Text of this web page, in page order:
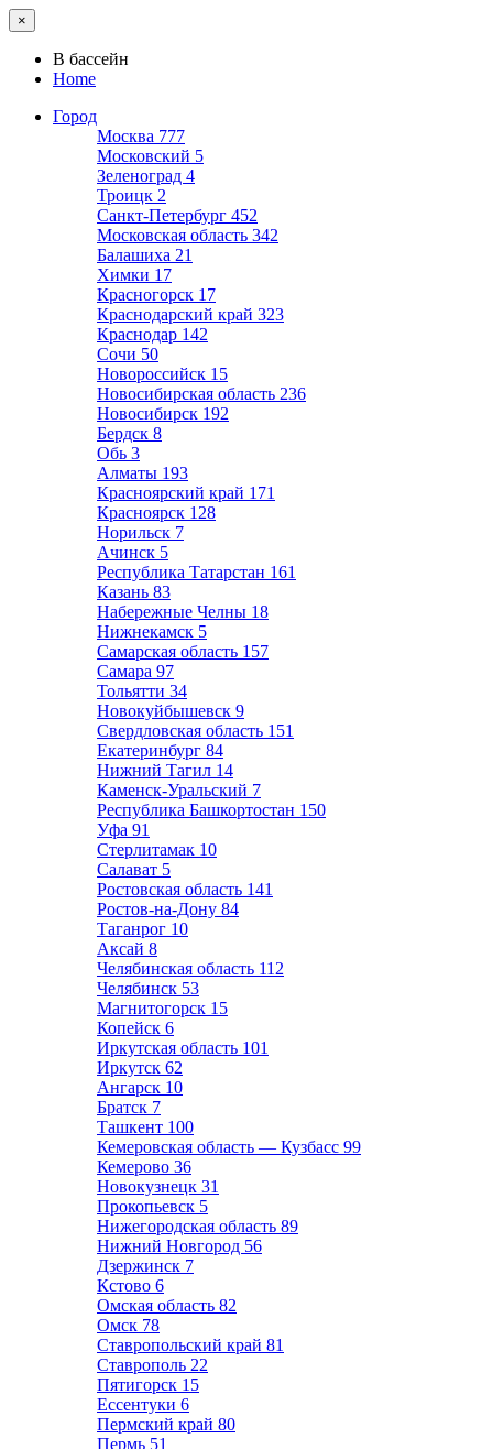
×
В бассейн
Home
Город
Москва 777
Московский 5
Зеленоград 4
Троицк 2
Санкт-Петербург 452
Московская область 342
Балашиха 21
Химки 17
Красногорск 17
Краснодарский край 323
Краснодар 142
Сочи 50
Новороссийск 15
Новосибирская область 236
Новосибирск 192
Бердск 8
Обь 3
Алматы 193
Красноярский край 171
Красноярск 128
Норильск 7
Ачинск 5
Республика Татарстан 161
Казань 83
Набережные Челны 18
Нижнекамск 5
Самарская область 157
Самара 97
Тольятти 34
Новокуйбышевск 9
Свердловская область 151
Екатеринбург 84
Нижний Тагил 14
Каменск-Уральский 7
Республика Башкортостан 150
Уфа 91
Стерлитамак 10
Салават 5
Ростовская область 141
Ростов-на-Дону 84
Таганрог 10
Аксай 8
Челябинская область 112
Челябинск 53
Магнитогорск 15
Копейск 6
Иркутская область 101
Иркутск 62
Ангарск 10
Братск 7
Ташкент 100
Кемеровская область — Кузбасс 99
Кемерово 36
Новокузнецк 31
Прокопьевск 5
Нижегородская область 89
Нижний Новгород 56
Дзержинск 7
Кстово 6
Омская область 82
Омск 78
Ставропольский край 81
Ставрополь 22
Пятигорск 15
Ессентуки 6
Пермский край 80
Пермь 51